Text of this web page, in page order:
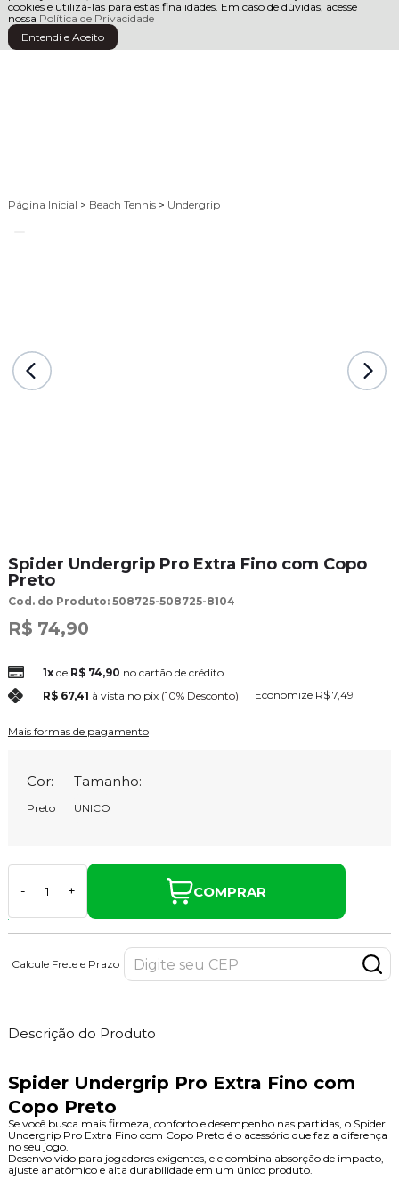
cookies e utilizá-las para estas finalidades. Em caso de dúvidas, acesse
nossa Política de Privacidade
Entendi e Aceito
Página Inicial > Beach Tennis > Undergrip
Spider Undergrip Pro Extra Fino com Copo
Preto
Cod. do Produto: 508725-508725-8104
R$ 74,90
1xde R$ 74,90 no cartão de crédito
R$ 67,41 à vista no pix (10% Desconto) Economize R$ 7,49
Mais formas de pagamento
Cor:
Preto
Tamanho:
UNICO
- + COMPRAR
Calcule Frete e Prazo
Descrição do Produto
Spider Undergrip Pro Extra Fino com
Copo Preto
Se você busca mais firmeza, conforto e desempenho nas partidas, o Spider
Undergrip Pro Extra Fino com Copo Preto é o acessório que faz a diferença
no seu jogo.
Desenvolvido para jogadores exigentes, ele combina absorção de impacto,
ajuste anatômico e alta durabilidade em um único produto.